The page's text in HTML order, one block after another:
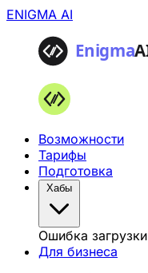
ENIGMA AI
Возможности
Тарифы
Подготовка
Хабы
Ошибка загрузки
Для бизнеса